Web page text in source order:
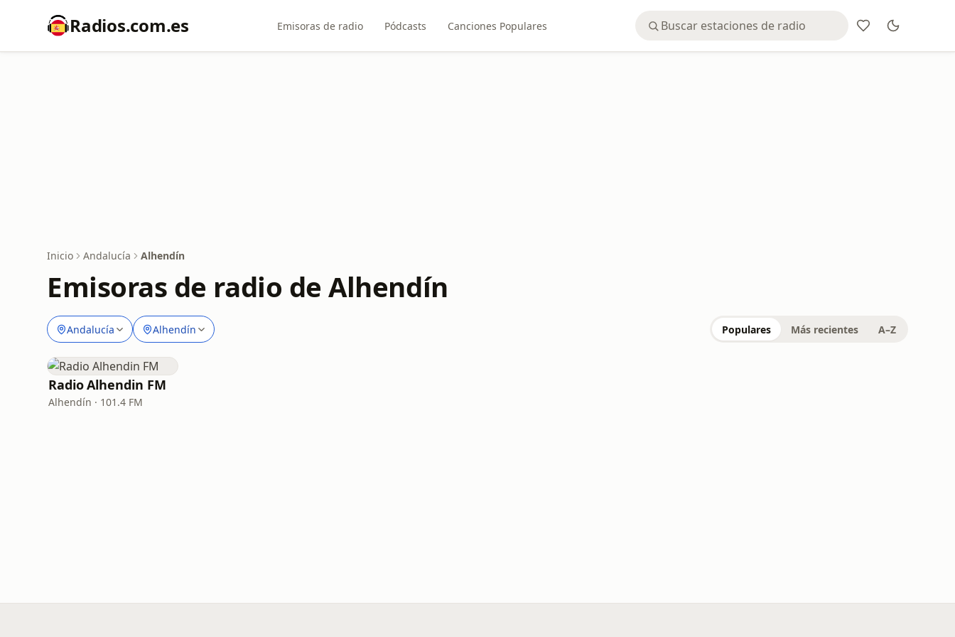
Radios.com.es Emisoras de radio Pódcasts Canciones Populares
Inicio Andalucía Alhendín
Emisoras de radio de Alhendín
Andalucía Alhendín Populares Más recientes A–Z
Radio Alhendin FM
Alhendín · 101.4 FM